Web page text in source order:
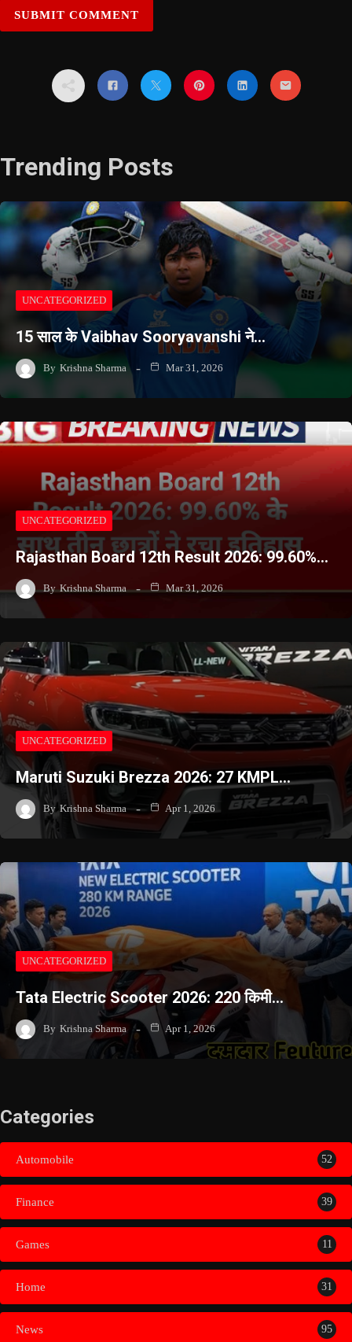
Trending Posts
UNCATEGORIZED
15 साल के Vaibhav Sooryavanshi ने…
By Krishna Sharma Mar 31, 2026
UNCATEGORIZED
Rajasthan Board 12th Result 2026: 99.60%…
By Krishna Sharma Mar 31, 2026
UNCATEGORIZED
Maruti Suzuki Brezza 2026: 27 KMPL…
By Krishna Sharma Apr 1, 2026
UNCATEGORIZED
Tata Electric Scooter 2026: 220 किमी…
By Krishna Sharma Apr 1, 2026
Categories
Automobile 52
Finance 39
Games 11
Home 31
News 95